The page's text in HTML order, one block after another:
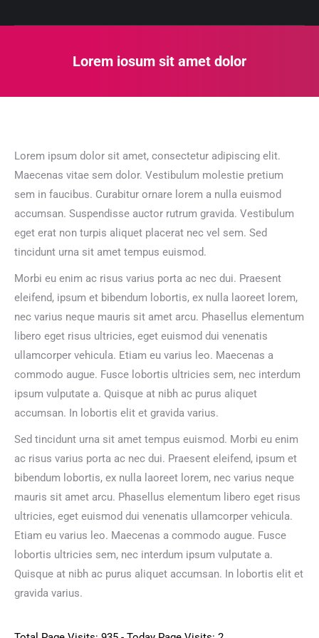
Lorem iosum sit amet dolor
Lorem ipsum dolor sit amet, consectetur adipiscing elit.
Maecenas vitae sem dolor. Vestibulum molestie pretium
sem in faucibus. Curabitur ornare lorem a nulla euismod
accumsan. Suspendisse auctor rutrum gravida. Vestibulum
eget erat non turpis aliquet placerat nec vel sem. Sed
tincidunt urna sit amet tempus euismod.
Morbi eu enim ac risus varius porta ac nec dui. Praesent
eleifend, ipsum et bibendum lobortis, ex nulla laoreet lorem,
nec varius neque mauris sit amet arcu. Phasellus elementum
libero eget risus ultricies, eget euismod dui venenatis
ullamcorper vehicula. Etiam eu varius leo. Maecenas a
commodo augue. Fusce lobortis ultricies sem, nec interdum
ipsum vulputate a. Quisque at nibh ac purus aliquet
accumsan. In lobortis elit et gravida varius.
Sed tincidunt urna sit amet tempus euismod. Morbi eu enim
ac risus varius porta ac nec dui. Praesent eleifend, ipsum et
bibendum lobortis, ex nulla laoreet lorem, nec varius neque
mauris sit amet arcu. Phasellus elementum libero eget risus
ultricies, eget euismod dui venenatis ullamcorper vehicula.
Etiam eu varius leo. Maecenas a commodo augue. Fusce
lobortis ultricies sem, nec interdum ipsum vulputate a.
Quisque at nibh ac purus aliquet accumsan. In lobortis elit et
gravida varius.